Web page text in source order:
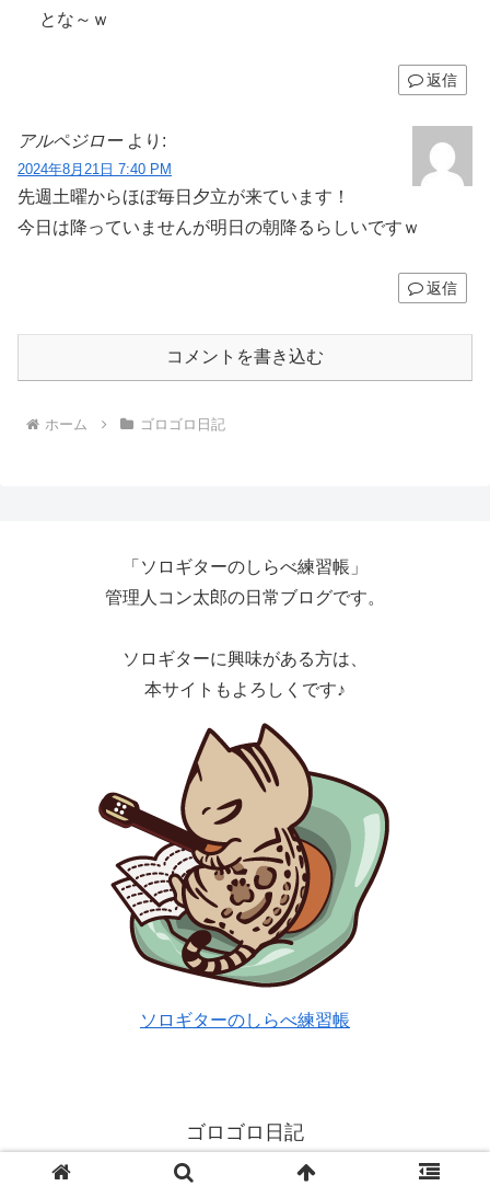
とな～ｗ
返信
アルペジロー より:
2024年8月21日 7:40 PM
先週土曜からほぼ毎日夕立が来ています！
今日は降っていませんが明日の朝降るらしいですｗ
返信
コメントを書き込む
ホーム ゴロゴロ日記
「ソロギターのしらべ練習帳」
管理人コン太郎の日常ブログです。
ソロギターに興味がある方は、
本サイトもよろしくです♪
ソロギターのしらべ練習帳
ゴロゴロ日記
© 2024 ゴロゴロ日記.